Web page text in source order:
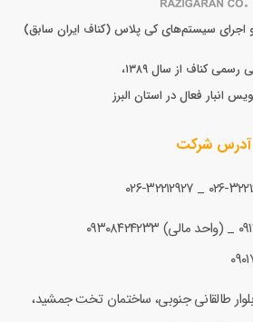
اجرای سیستم‌های کی پلاس (کناف ایران سابق)
رسمی کناف از سال ۱۳۸۹،
انبار فعال در استان البرز
آدرس شرکت
_۰۲۶-۳۲۲۱۲۹۲۷
_ (واحد مالی) ۰۹۳۰۸۴۲۴۲۳۳
طالقانی جنوبی، ساختمان تخت جمشید،